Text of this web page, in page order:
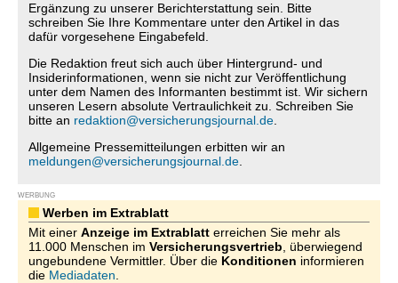
Ergänzung zu unserer Berichterstattung sein. Bitte
schreiben Sie Ihre Kommentare unter den Artikel in das
dafür vorgesehene Eingabefeld.
Die Redaktion freut sich auch über Hintergrund- und
Insiderinformationen, wenn sie nicht zur Veröffentlichung
unter dem Namen des Informanten bestimmt ist. Wir sichern
unseren Lesern absolute Vertraulichkeit zu. Schreiben Sie
bitte an redaktion@versicherungsjournal.de
Allgemeine Pressemitteilungen erbitten wir an
meldungen@versicherungsjournal.de
WERBUNG
Werben im Extrablatt
Mit einer Anzeige im Extrablatt erreichen Sie mehr als
11.000 Menschen im Versicherungsvertrieb , überwiegend
ungebundene Vermittler. Über die Konditionen informieren
die Mediadaten